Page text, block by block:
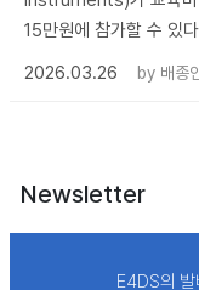
15만원에 참가할 수 있
2026.03.26
by 배종
Newsletter
E4DS의